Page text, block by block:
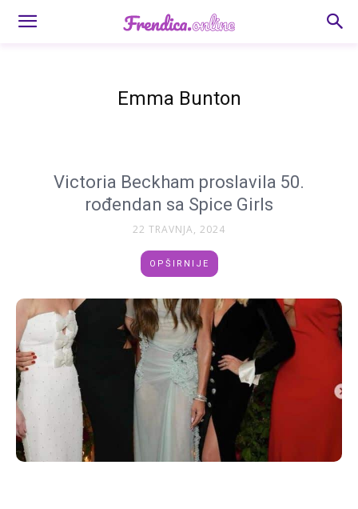
Emma Bunton
Victoria Beckham proslavila 50.
rođendan sa Spice Girls
22 TRAVNJA, 2024
OPŠIRNIJE